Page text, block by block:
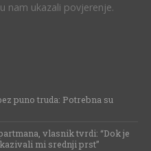
nam ukazali povjerenje.
puno truda: Potrebna su
vlasnik tvrdi: “Dok je
mi srednji prst”